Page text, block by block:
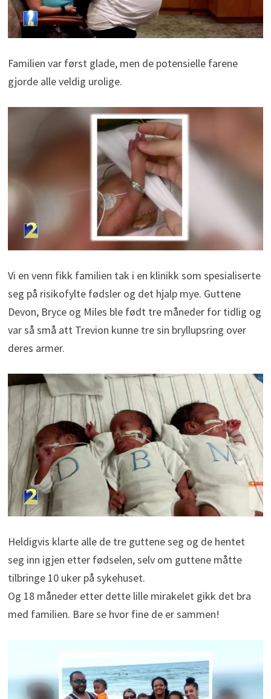
Familien var først glade, men de potensielle farene
gjorde alle veldig urolige.
Vi en venn fikk familien tak i en klinikk som spesialiserte
seg på risikofylte fødsler og det hjalp mye. Guttene
Devon, Bryce og Miles ble født tre måneder for tidlig og
var så små att Trevion kunne tre sin bryllupsring over
deres armer.
Heldigvis klarte alle de tre guttene seg og de hentet
seg inn igjen etter fødselen, selv om guttene måtte
tilbringe 10 uker på sykehuset.
Og 18 måneder etter dette lille mirakelet gikk det bra
med familien. Bare se hvor fine de er sammen!